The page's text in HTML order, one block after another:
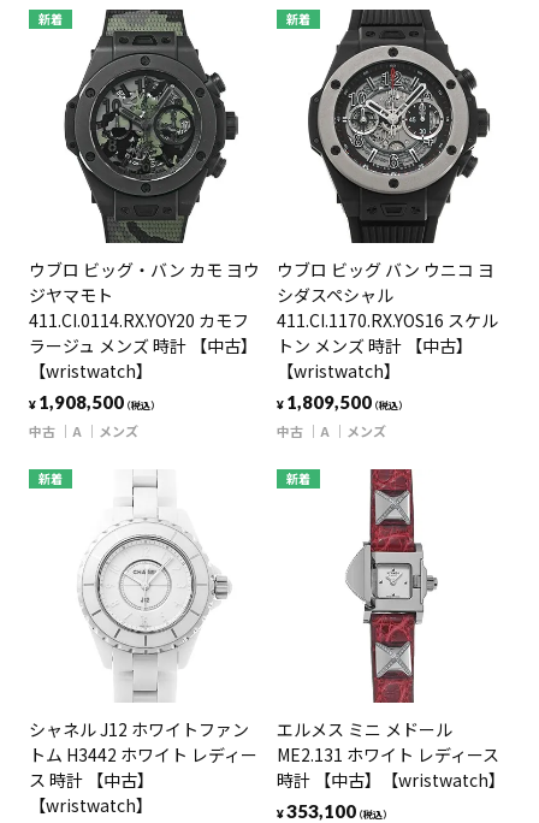
新着
ウブロ ビッグ・バン カモ ヨウ
ジヤマモト
411.CI.0114.RX.YOY20 カモフ
ラージュ メンズ 時計 【中古】
【wristwatch】
¥ 1,908,500（税込）
中古 A メンズ
新着
ウブロ ビッグ バン ウニコ ヨ
シダスペシャル
411.CI.1170.RX.YOS16 スケル
トン メンズ 時計 【中古】
【wristwatch】
¥ 1,809,500（税込）
中古 A メンズ
新着
シャネル J12 ホワイトファン
トム H3442 ホワイト レディー
ス 時計 【中古】
【wristwatch】
新着
エルメス ミニ メドール
ME2.131 ホワイト レディース
時計 【中古】【wristwatch】
¥353,100（税込）